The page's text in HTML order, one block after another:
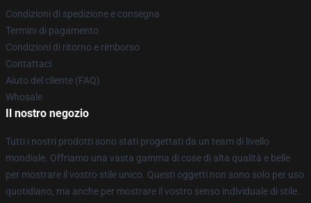
Condizioni di spedizione e consegna
Termini di pagamento
Condizioni di ritorno e rimborso
Contattaci
Aiuto del cliente (FAQ)
Whosale
Il nostro negozio
Tutti i nostri prodotti sono stati progettati da un team di livello
mondiale. Offriamo una vasta gamma di cose di alta qualità e belle
per mostrare il vostro stile unico. Questi oggetti non sono solo per uso
quotidiano, ma anche per mostrare il vostro senso individuale di stile.